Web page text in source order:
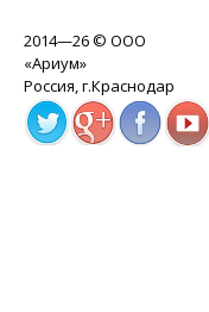
2014—26 © ООО
«Ариум»
Россия, г.Краснодар